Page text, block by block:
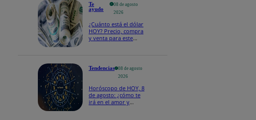
Te
ayudo
08 de agosto
2026
¿Cuánto está el dólar
HOY? Precio, compra
y venta para este
Tendencias
08 de agosto
2026
Horóscopo de HOY, 8
de agosto: ¿cómo te
irá en el amor y